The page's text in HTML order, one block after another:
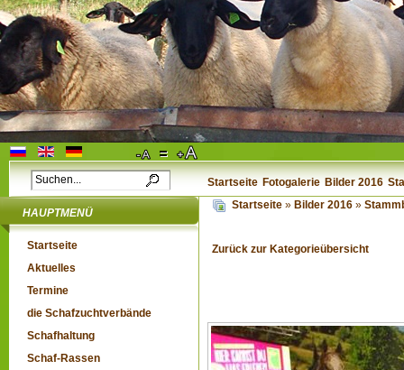
Startseite Fotogalerie Bilder 2016
HAUPTMENÜ
Startseite
Aktuelles
Termine
die Schafzuchtverbände
Schafhaltung
Schaf-Rassen
Startseite » Bilder 2016 »
Zurück zur Kategorieübersicht